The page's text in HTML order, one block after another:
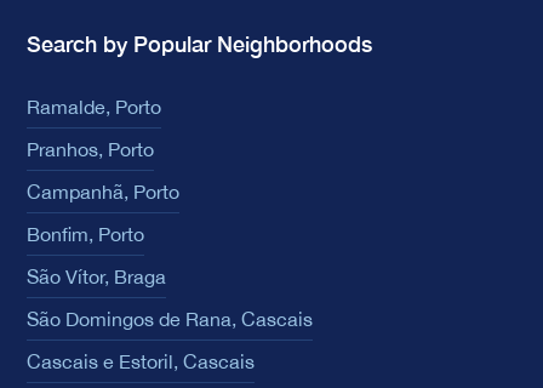
Search by Popular Neighborhoods
Ramalde, Porto
Pranhos, Porto
Campanhã, Porto
Bonfim, Porto
São Vítor, Braga
São Domingos de Rana, Cascais
Cascais e Estoril, Cascais